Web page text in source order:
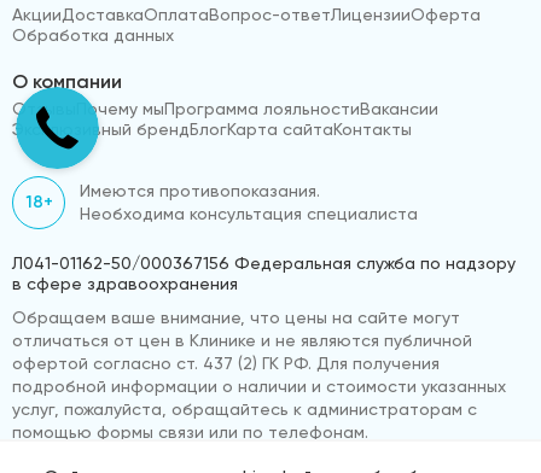
АкцииДоставкаОплатаВопрос-ответЛицензииОферта
Обработка данных
О компании
Отзывы Почему мыПрограмма лояльностиВакансии
Эксклюзивный брендБлогКарта сайтаКонтакты
18+
Имеются противопоказания.
Необходима консультация специалиста
Л041-01162-50/000367156 Федеральная служба по надзору
в сфере здравоохранения
Обращаем ваше внимание, что цены на сайте могут
отличаться от цен в Клинике и не являются публичной
офертой согласно ст. 437 (2) ГК РФ. Для получения
подробной информации о наличии и стоимости указанных
услуг, пожалуйста, обращайтесь к администраторам с
помощью формы связи или по телефонам.